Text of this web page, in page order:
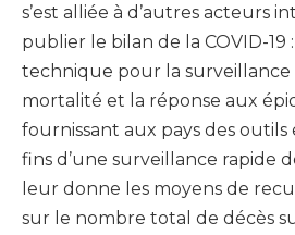
s’est alliée à d’autres acteurs
publier le bilan de la COVID-19
technique pour la surveillance
mortalité et la réponse aux
fournissant aux pays des outils
fins d’une surveillance rapide
leur donne les moyens de
sur le nombre total de décès